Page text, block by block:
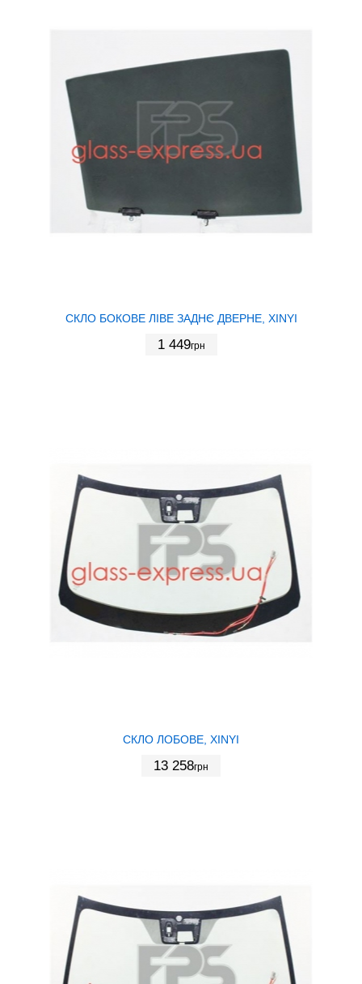
СКЛО БОКОВЕ ЛІВЕ ЗАДНЄ ДВЕРНЕ, XINYI
1 449грн
СКЛО ЛОБОВЕ, XINYI
13 258грн